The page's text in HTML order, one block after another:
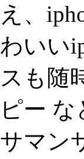
え、
わいい
スも随
ピー
サマン